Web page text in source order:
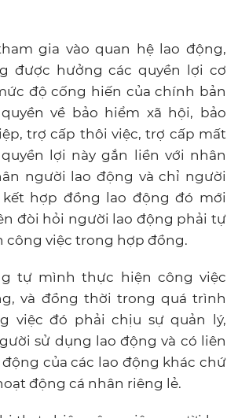
gia vào quan hệ lao động,
được hưởng các quyền lợi cơ
độ cống hiến của chính bản
về bảo hiểm xã hội, bảo
trợ cấp thôi việc, trợ cấp mất
lợi này gắn liền với nhân
người lao động và chỉ người
kết hợp đồng lao động đó mới
đòi hỏi người lao động phải tự
công việc trong hợp đồng.
tự mình thực hiện công việc
và đồng thời trong quá trình
việc đó phải chịu sự quản lý,
sử dụng lao động và có liên
của các lao động khác chứ
động cá nhân riêng lẻ.